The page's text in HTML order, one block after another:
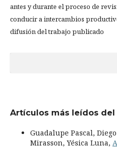
antes y durante el proceso de
conducir a intercambios
difusión del trabajo publicado
Artículos más leídos del
Guadalupe Pascal,
Mirasson, Yésica Luna,